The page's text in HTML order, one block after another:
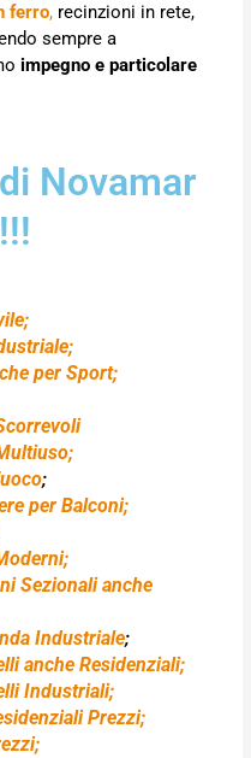
ferro, recinzioni in rete,
sempre a
impegno e particolare
Novamar
per Sport;
;
per Balconi;
Sezionali anche
Industriale;
anche Residenziali;
Industriali;
Prezzi;